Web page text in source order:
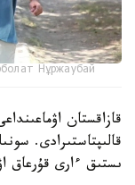
Нұржаубай
قازاقستان
قالىپتاستىرادى.
ىستىق ءارى قۇرعاق